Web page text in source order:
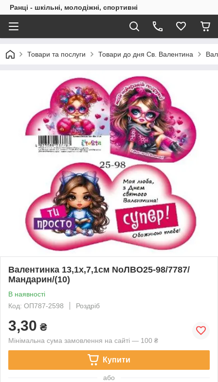
Ранці - шкільні, молодіжні, спортивні
Товари та послуги Товари до дня Св. Валентина
Валентинка 13,1х,7,1см NoЛВО25-98/7787/
Мандарин/(10)
В наявності
Код: ОП787-2598
Роздріб
3,30 ₴
Мінімальна сума замовлення на сайті — 100 ₴
Купити
або